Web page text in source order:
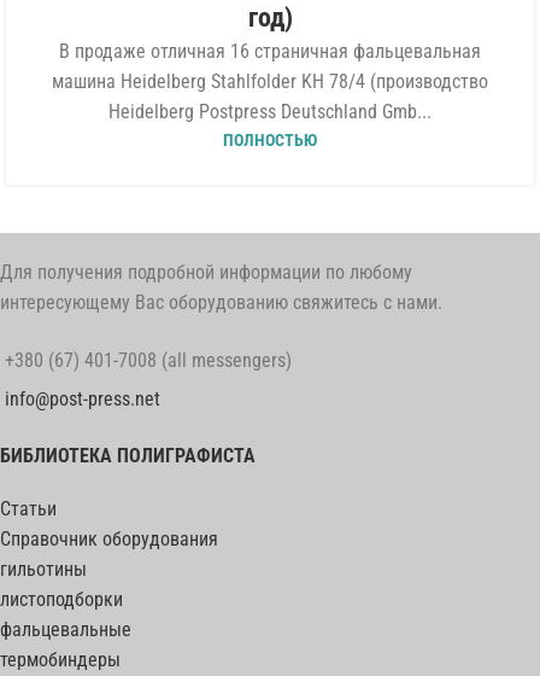
год)
В продаже отличная 16 страничная фальцевальная
машина Heidelberg Stahlfolder KH 78/4 (производство
Heidelberg Postpress Deutschland Gmb...
ПОЛНОСТЬЮ
Для получения подробной информации по любому
интересующему Вас оборудованию свяжитесь с нами.
+380 (67) 401-7008 (all messengers)
info@post-press.net
БИБЛИОТЕКА ПОЛИГРАФИСТА
Статьи
Справочник оборудования
гильотины
листоподборки
фальцевальные
термобиндеры